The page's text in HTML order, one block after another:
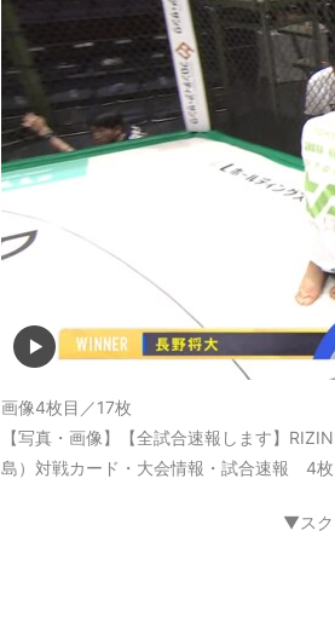
画像4枚目／17枚
【写真・画像】【全試合速報します】
島）対戦カード・大会情報・試合速報 4
▼スク